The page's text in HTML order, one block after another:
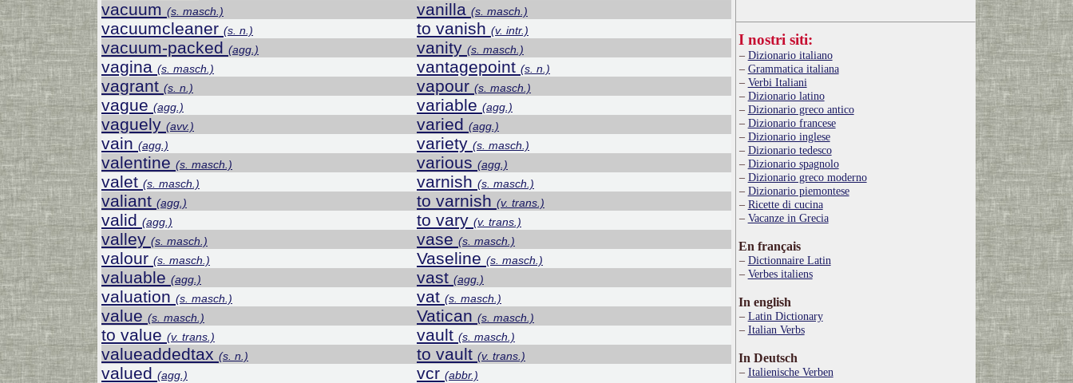
vacuum (s. masch.) vanilla (s. masch.)
vacuumcleaner (s. n.) to vanish (v. intr.)
vacuum-packed (agg.) vanity (s. masch.)
vagina (s. masch.) vantagepoint (s. n.)
vagrant (s. n.) vapour (s. masch.)
vague (agg.) variable (agg.)
vaguely (avv.) varied (agg.)
vain (agg.) variety (s. masch.)
valentine (s. masch.) various (agg.)
valet (s. masch.) varnish (s. masch.)
valiant (agg.) to varnish (v. trans.)
valid (agg.) to vary (v. trans.)
valley (s. masch.) vase (s. masch.)
valour (s. masch.) Vaseline (s. masch.)
valuable (agg.) vast (agg.)
valuation (s. masch.) vat (s. masch.)
value (s. masch.) Vatican (s. masch.)
to value (v. trans.) vault (s. masch.)
valueaddedtax (s. n.) to vault (v. trans.)
valued (agg.) vcr (abbr.)
I nostri siti:
Dizionario italiano
Grammatica italiana
Verbi Italiani
Dizionario latino
Dizionario greco antico
Dizionario francese
Dizionario inglese
Dizionario tedesco
Dizionario spagnolo
Dizionario greco moderno
Dizionario piemontese
Ricette di cucina
Vacanze in Grecia
En français
Dictionnaire Latin
Verbes italiens
In english
Latin Dictionary
Italian Verbs
In Deutsch
Italienische Verben